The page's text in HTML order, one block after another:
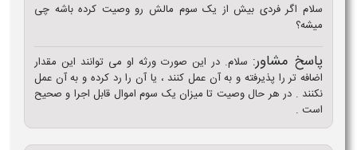
سلام اگر فردی بیش از یک سوم مالش رو وصیت کرده باشه چی
میشه؟
پاسخ مشاور: سلام. در این صورت ورثه او می توانند این مقدار
اضافه تر را پذیرفته و به آن عمل کنند ، یا آن را رد کرده و به آن عمل
نکنند . در هر حال وصیت تا میزان یک سوم اموال قابل اجرا و صحیح
است .